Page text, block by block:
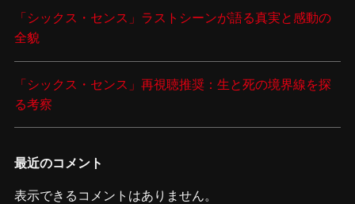
「シックス・センス」ラストシーンが語る真実と感動の
全貌
「シックス・センス」再視聴推奨：生と死の境界線を探
る考察
最近のコメント
表示できるコメントはありません。